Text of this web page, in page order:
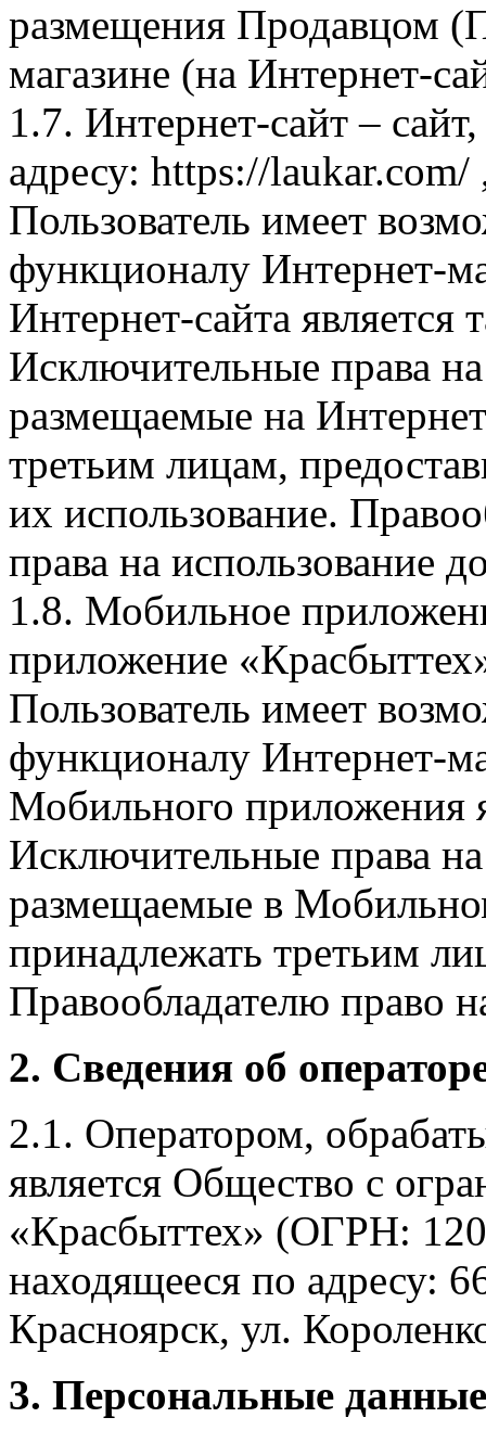
размещения Продавцом
магазине (на Интернет-
1.7. Интернет-сайт –
адресу: https://laukar.com/
Пользователь имеет
функционалу Интернет-
Интернет-сайта
Исключительные права
размещаемые на
третьим лицам,
их использование.
права на использование
1.8. Мобильное
приложение
Пользователь имеет
функционалу Интернет-
Мобильного приложения
Исключительные права
размещаемые в
принадлежать третьим
Правообладателю право
2. Сведения об
2.1. Оператором,
является Общество с
«Красбыттех» (ОГРН:
находящееся по адресу:
Красноярск, ул.
3. Персональные